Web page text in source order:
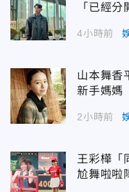
「已經分
4小時前
山本舞香
新手媽媽
2小時前
王彩樺「
尬舞啦啦